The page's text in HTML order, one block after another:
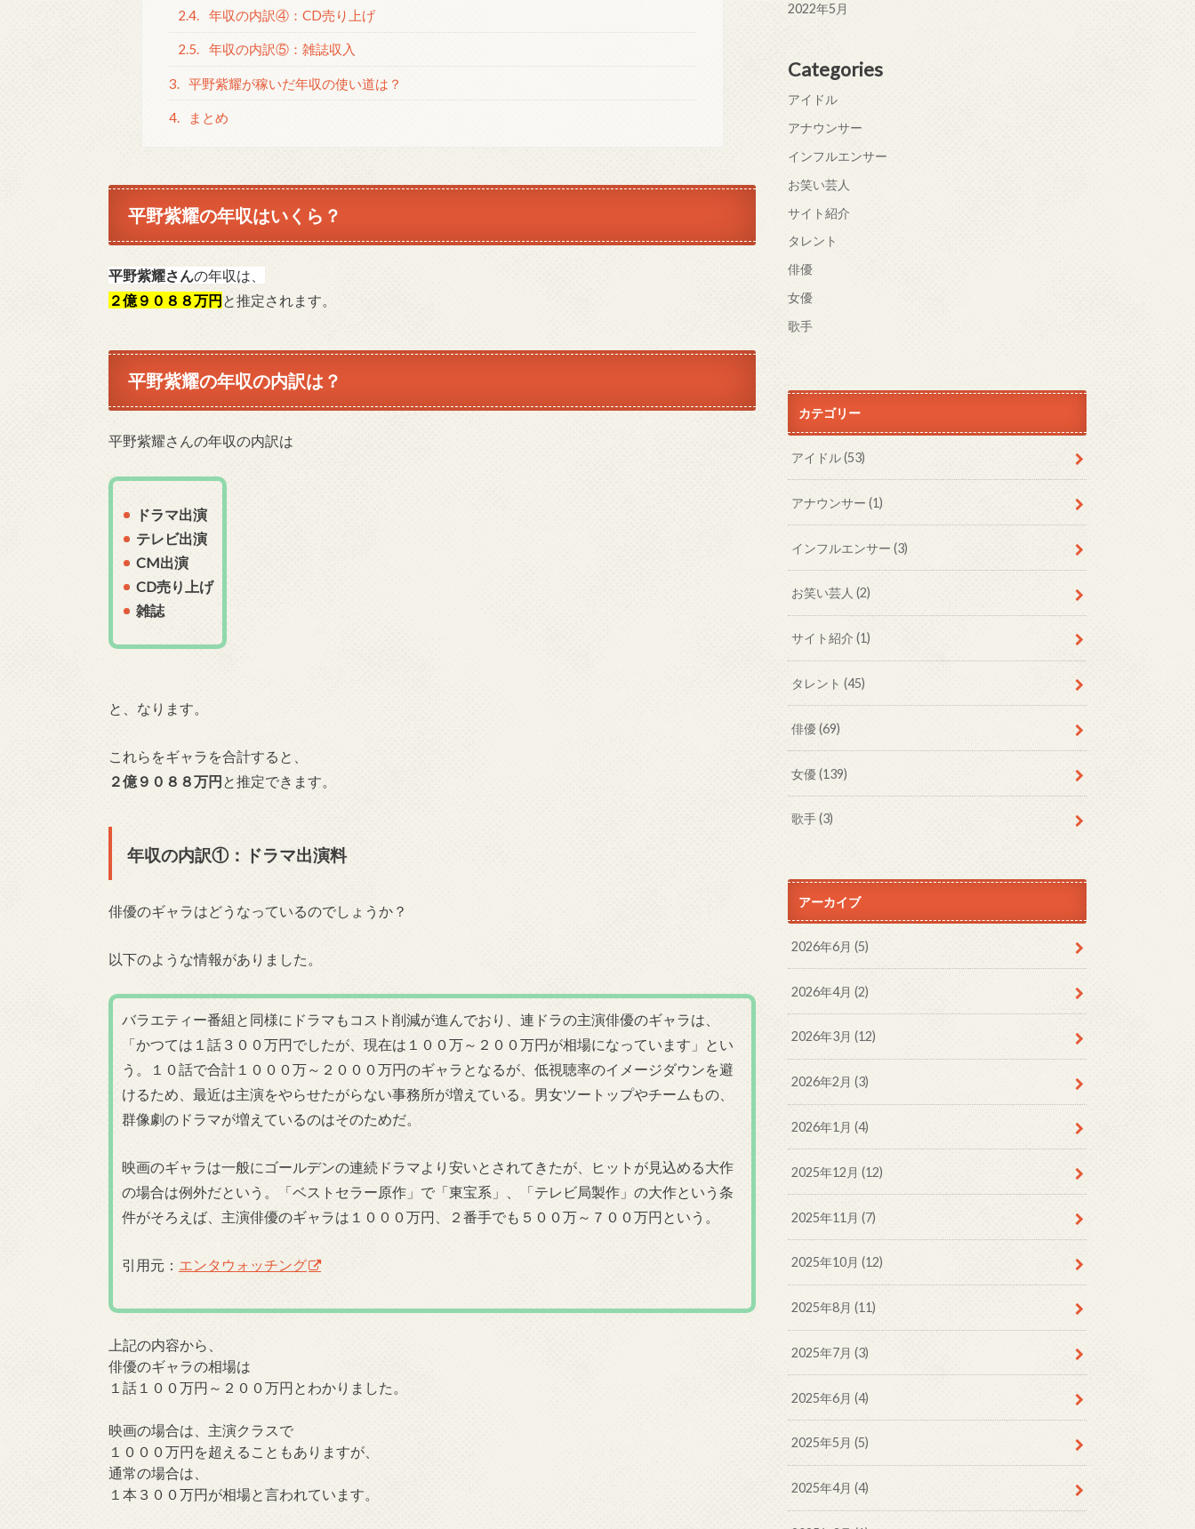
2.4. 年収の内訳④：CD売り上げ
2.5. 年収の内訳⑤：雑誌収入
3. 平野紫耀が稼いだ年収の使い道は？
4. まとめ
平野紫耀の年収はいくら？
平野紫耀さんの年収は、
２億９０８８万円と推定されます。
平野紫耀の年収の内訳は？
平野紫耀さんの年収の内訳は
ドラマ出演
テレビ出演
CM出演
CD売り上げ
雑誌
と、なります。
これらをギャラを合計すると、
２億９０８８万円と推定できます。
年収の内訳①：ドラマ出演料
俳優のギャラはどうなっているのでしょうか？
以下のような情報がありました。
バラエティー番組と同様にドラマもコスト削減が進んでおり、連ドラの主演俳優のギャラは、
「かつては１話３００万円でしたが、現在は１００万～２００万円が相場になっています」とい
う。１０話で合計１０００万～２０００万円のギャラとなるが、低視聴率のイメージダウンを避
けるため、最近は主演をやらせたがらない事務所が増えている。男女ツートップやチームもの、
群像劇のドラマが増えているのはそのためだ。
映画のギャラは一般にゴールデンの連続ドラマより安いとされてきたが、ヒットが見込める大作
の場合は例外だという。「ベストセラー原作」で「東宝系」、「テレビ局製作」の大作という条
件がそろえば、主演俳優のギャラは１０００万円、２番手でも５００万～７００万円という。
引用元： エンタウォッチング
上記の内容から、
俳優のギャラの相場は
１話１００万円～２００万円とわかりました。
映画の場合は、主演クラスで
１０００万円を超えることもありますが、
通常の場合は、
１本３００万円が相場と言われています。
2022年5月
Categories
アイドル
アナウンサー
インフルエンサー
お笑い芸人
サイト紹介
タレント
俳優
女優
歌手
カテゴリー
アイドル(53)
アナウンサー(1)
インフルエンサー(3)
お笑い芸人(2)
サイト紹介(1)
タレント(45)
俳優(69)
女優(139)
歌手(3)
アーカイブ
2026年6月 (5)
2026年4月 (2)
2026年3月 (12)
2026年2月 (3)
2026年1月 (4)
2025年12月 (12)
2025年11月 (7)
2025年10月 (12)
2025年8月 (11)
2025年7月 (3)
2025年6月 (4)
2025年5月 (5)
2025年4月 (4)